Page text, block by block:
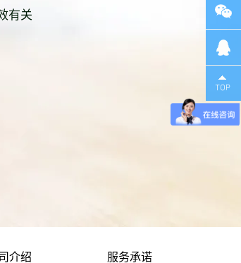
息技术服务管理体系认证
有关
介绍 服务承诺